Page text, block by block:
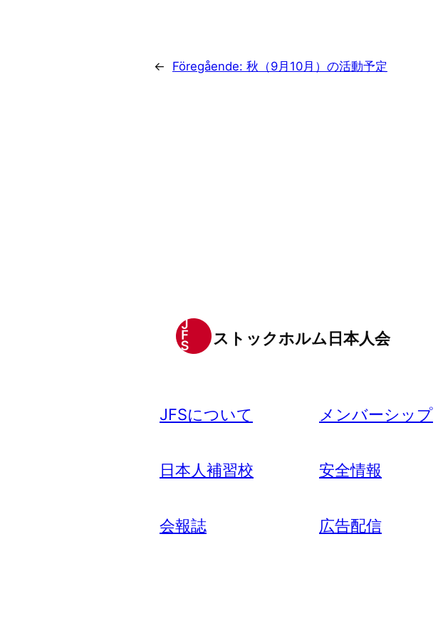
← Föregående: 秋（9月10月）の活動予定
ストックホルム日本人会
JFSについて メンバーシップ
日本人補習校 安全情報
会報誌 広告配信